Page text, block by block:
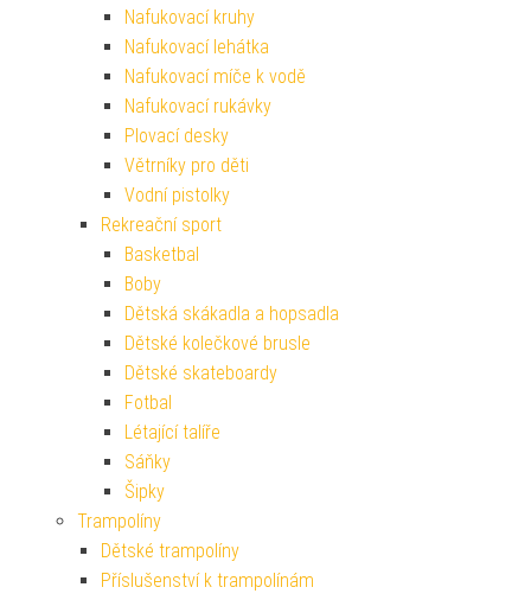
Nafukovací kruhy
Nafukovací lehátka
Nafukovací míče k vodě
Nafukovací rukávky
Plovací desky
Větrníky pro děti
Vodní pistolky
Rekreační sport
Basketbal
Boby
Dětská skákadla a hopsadla
Dětské kolečkové brusle
Dětské skateboardy
Fotbal
Létající talíře
Sáňky
Šipky
Trampolíny
Dětské trampolíny
Příslušenství k trampolínám